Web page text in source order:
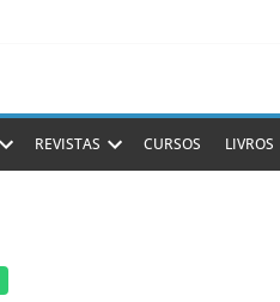
REVISTAS CURSOS LIVROS